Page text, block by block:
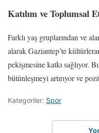
Katılım ve Toplumsal
Farklı yaş gruplarından ve
alarak Gaziantep’te
pekişmesine katkı sağlıyor.
bütünleşmeyi artırıyor ve
Kategoriler: Spor